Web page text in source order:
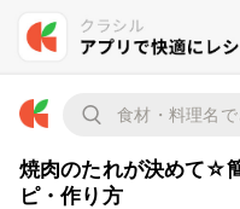
焼肉のたれが決めて☆
ピ・作り方